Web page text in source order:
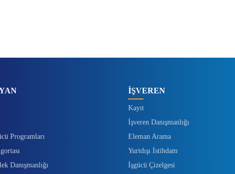
Programları
Danışmanlığı
İŞVEREN
Kayıt
İşveren Danışmanlığı
Eleman Arama
Yurtdışı İstihdam
İşgücü Çizelgesi